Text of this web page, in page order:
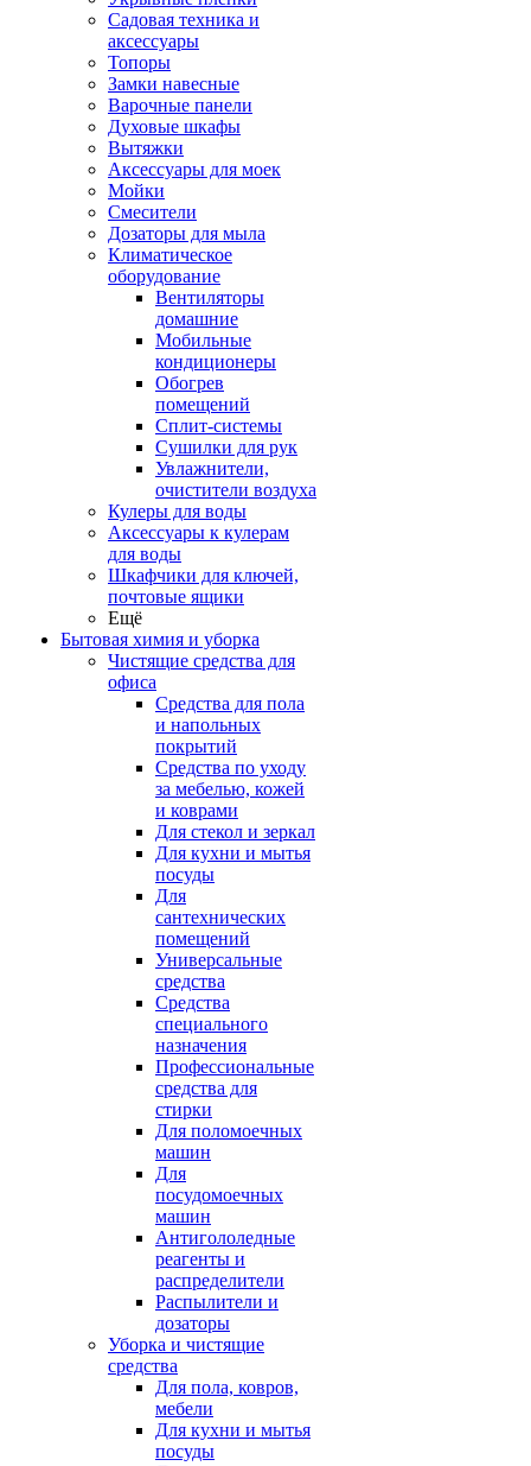
Садовая техника и
аксессуары
Топоры
Замки навесные
Варочные панели
Духовые шкафы
Вытяжки
Аксессуары для моек
Мойки
Смесители
Дозаторы для мыла
Климатическое
оборудование
Вентиляторы
домашние
Мобильные
кондиционеры
Обогрев
помещений
Сплит-системы
Сушилки для рук
Увлажнители,
очистители воздуха
Кулеры для воды
Аксессуары к кулерам
для воды
Шкафчики для ключей,
почтовые ящики
Ещё
Бытовая химия и уборка
Чистящие средства для
офиса
Средства для пола
и напольных
покрытий
Средства по уходу
за мебелью, кожей
и коврами
Для стекол и зеркал
Для кухни и мытья
посуды
Для
сантехнических
помещений
Универсальные
средства
Средства
специального
назначения
Профессиональные
средства для
стирки
Для поломоечных
машин
Для
посудомоечных
машин
Антигололедные
реагенты и
распределители
Распылители и
дозаторы
Уборка и чистящие
средства
Для пола, ковров,
мебели
Для кухни и мытья
посуды